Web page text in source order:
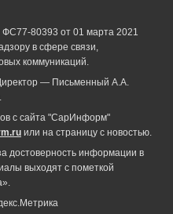
80393 от 01 марта 2021
в сфере связи,
коммуникаций.
— Письменный А.А.
с сайта "СарИнформ"
или на страницу с новостью.
достоверность информации в
выходят с пометкой